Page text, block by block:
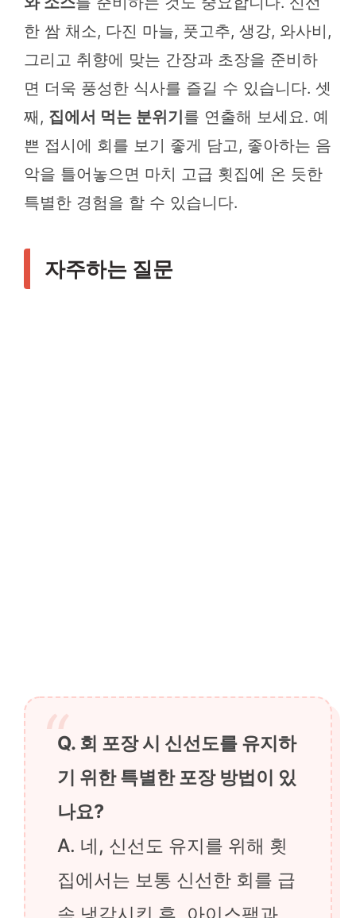
한 쌈 채소, 다진 마늘, 풋고추, 생강, 와사비,
그리고 취향에 맞는 간장과 초장을 준비하
면 더욱 풍성한 식사를 즐길 수 있습니다. 셋
째, 집에서 먹는 분위기 를 연출해 보세요. 예
쁜 접시에 회를 보기 좋게 담고, 좋아하는 음
악을 틀어놓으면 마치 고급 횟집에 온 듯한
특별한 경험을 할 수 있습니다.
자주하는 질문
Q. 회 포장 시 신선도를 유지하
기 위한 특별한 포장 방법이 있
나요?
A. 네, 신선도 유지를 위해 횟
집에서는 보통 신선한 회를 급